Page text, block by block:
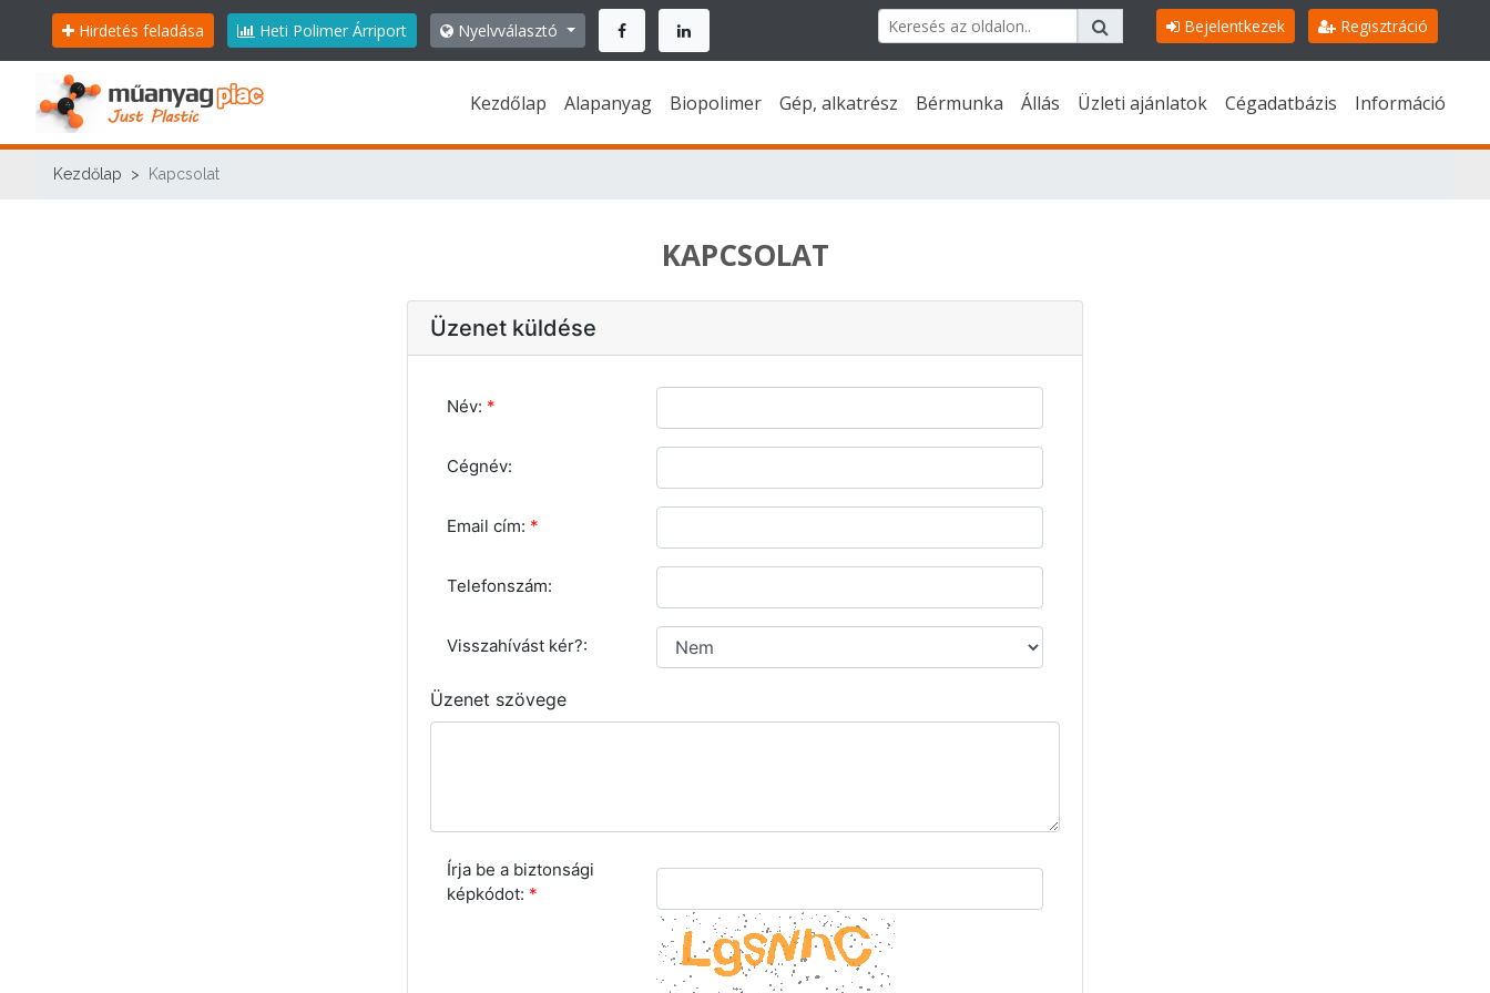
Hirdetés feladása Heti Polimer Árriport Nyelvválasztó Bejelentkezek Regisztráció
Kezdőlap Alapanyag Biopolimer Gép, alkatrész Bérmunka Állás Üzleti ajánlatok Cégadatbázis Információ
Kezdőlap Kapcsolat
KAPCSOLAT
Üzenet küldése
Név: *
Cégnév:
Email cím: *
Telefonszám:
Visszahívást kér?:
Üzenet szövege
Írja be a biztonsági
képkódot: *